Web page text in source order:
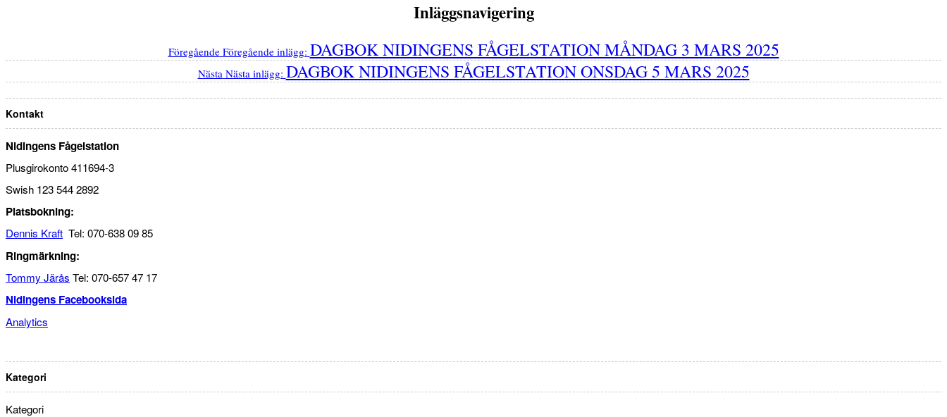
Inläggsnavigering
Föregående Föregående inlägg: DAGBOK NIDINGENS FÅGELSTATION MÅNDAG 3 MARS 2025
Nästa Nästa inlägg: DAGBOK NIDINGENS FÅGELSTATION ONSDAG 5 MARS 2025
Kontakt
Nidingens Fågelstation
Plusgirokonto 411694-3
Swish 123 544 2892
Platsbokning:
Dennis Kraft Tel: 070-638 09 85
Ringmärkning:
Tommy Järås Tel: 070-657 47 17
Nidingens Facebooksida
Analytics
Kategori
Kategori